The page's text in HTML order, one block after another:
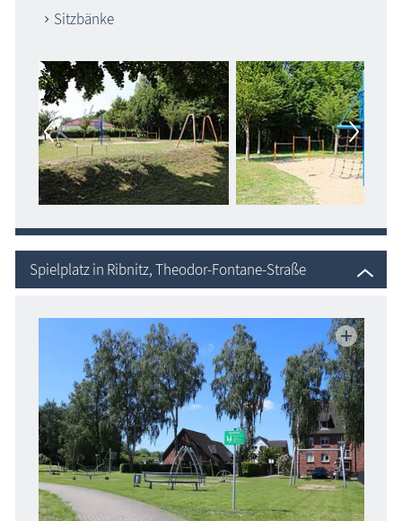
Sitzbänke
Spielplatz in Ribnitz, Theodor-Fontane-Straße